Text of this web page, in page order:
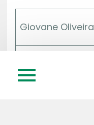
Giovane Oliveira
da Silva